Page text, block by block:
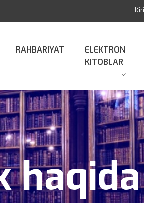
RAHBARIYAT
ELEKTRON
KITOBLAR
haqida